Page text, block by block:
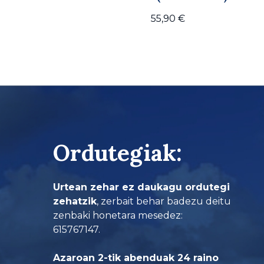
55,90 €
Ordutegiak:
Urtean zehar ez daukagu ordutegi
zehatzik, zerbait behar badezu deitu
zenbaki honetara mesedez:
615767147.
Azaroan 2-tik abenduak 24 raino